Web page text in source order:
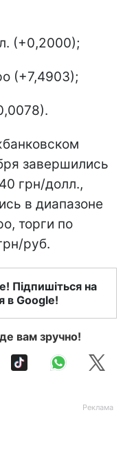
(+0,2000);
(+7,4903);
завершились
грн/долл.,
в диапазоне
торги по
руб.
Підпишіться на
в Google!
вам зручно!